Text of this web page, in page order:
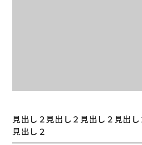
見出し２見出し２見出し２見出
見出し２